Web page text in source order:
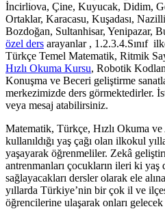
İncirliova, Çine, Kuyucak, Didim,
Ortaklar, Karacasu, Kuşadası,
Bozdoğan, Sultanhisar, Yenipazar,
özel ders arayanlar , 1.2.3.4.Sınıf
Türkçe Temel Matematik, Ritmik
Hızlı Okuma Kursu, Robotik
Konuşma ve Beceri geliştirme
merkezimizde ders görmektedirler.
veya mesaj atabilirsiniz.
Matematik, Türkçe, Hızlı Okuma
kullanıldığı yaş çağı olan ilkokul
yaşayarak öğrenmeliler. Zekâ
antrenmanları çocukların ileri ki
sağlayacakları dersler olarak ele
yıllarda Türkiye’nin bir çok il ve
öğrencilerine ulaşarak onları gelecek